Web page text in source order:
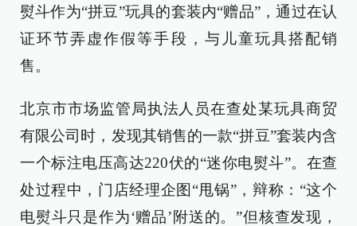
熨斗作为“拼豆”玩具的套装内“赠品”，通过在认
证环节弄虚作假等手段，与儿童玩具搭配销
售。
北京市市场监管局执法人员在查处某玩具商贸
有限公司时，发现其销售的一款“拼豆”套装内含
一个标注电压高达220伏的“迷你电熨斗”。在查
处过程中，门店经理企图“甩锅”，辩称：“这个
电熨斗只是作为‘赠品’附送的。”但核查发现，